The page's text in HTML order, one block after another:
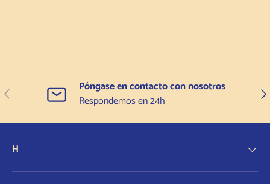
Anterior
Póngase en contacto con nosotros
Respondemos en 24h
H